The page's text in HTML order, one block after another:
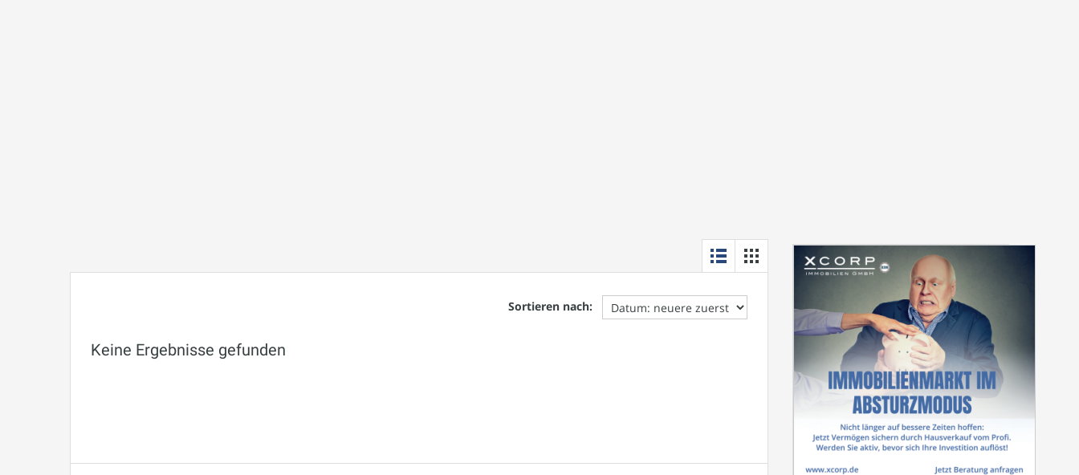
Sortieren nach:
Keine Ergebnisse gefunden